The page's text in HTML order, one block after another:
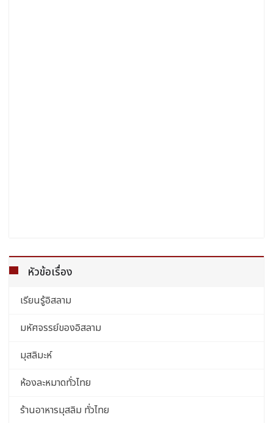
หัวข้อเรื่อง
เรียนรู้อิสลาม
มหัศจรรย์ของอิสลาม
มุสลิมะห์
ห้องละหมาดทั่วไทย
ร้านอาหารมุสลิม ทั่วไทย